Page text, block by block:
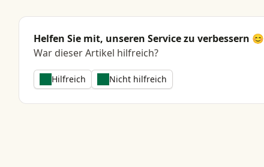
Helfen Sie mit, unseren Service zu verbessern 😊
War dieser Artikel hilfreich?
Hilfreich Nicht hilfreich